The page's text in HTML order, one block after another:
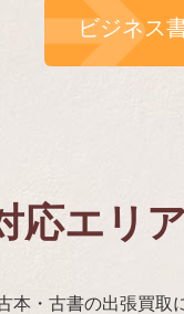
ビジネス
応エリア
本・古書の出張買取